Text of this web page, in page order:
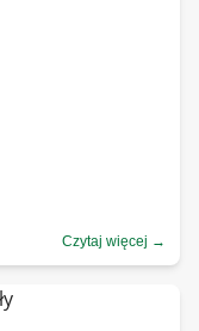
Czytaj więcej →